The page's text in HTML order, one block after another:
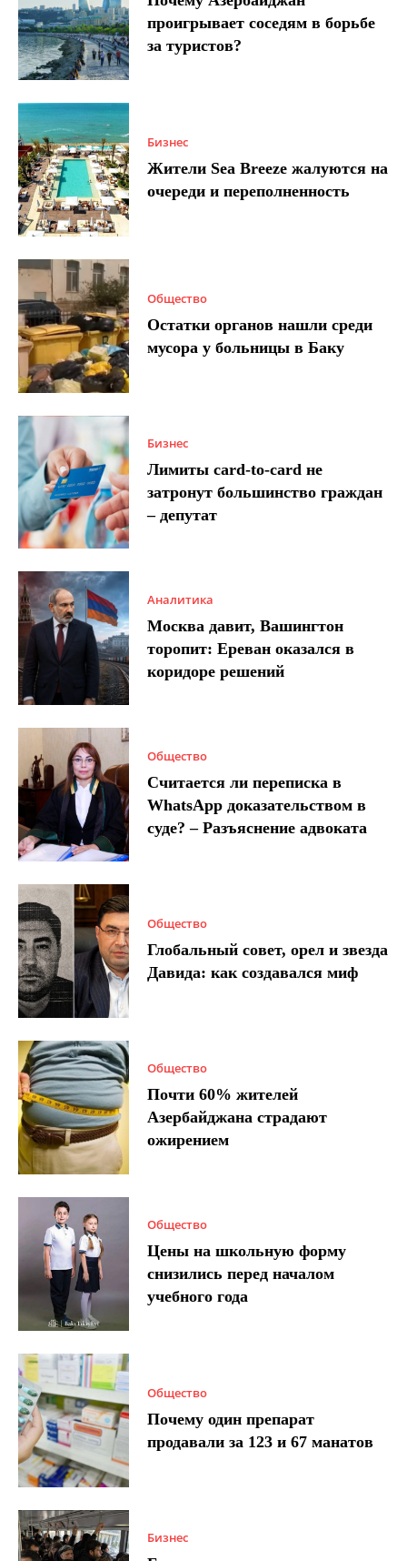
проигрывает соседям в борьбе
за туристов?
Бизнес
Жители Sea Breeze жалуются на
очереди и переполненность
Общество
Остатки органов нашли среди
мусора у больницы в Баку
Бизнес
Лимиты card-to-card не
затронут большинство граждан
– депутат
Аналитика
Москва давит, Вашингтон
торопит: Ереван оказался в
коридоре решений
Общество
Считается ли переписка в
WhatsApp доказательством в
суде? – Разъяснение адвоката
Общество
Глобальный совет, орел и звезда
Давида: как создавался миф
Общество
Почти 60% жителей
Азербайджана страдают
ожирением
Общество
Цены на школьную форму
снизились перед началом
учебного года
Общество
Почему один препарат
продавали за 123 и 67 манатов
Бизнес